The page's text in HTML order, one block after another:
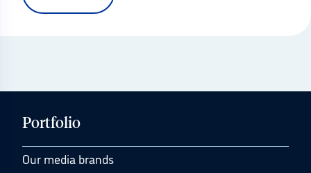
Portfolio
Our media brands